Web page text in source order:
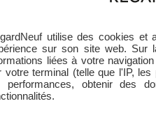
utilise des cookies et
sur son site web. Sur
liées à votre
votre terminal (telle que l'IP,
performances, obtenir des